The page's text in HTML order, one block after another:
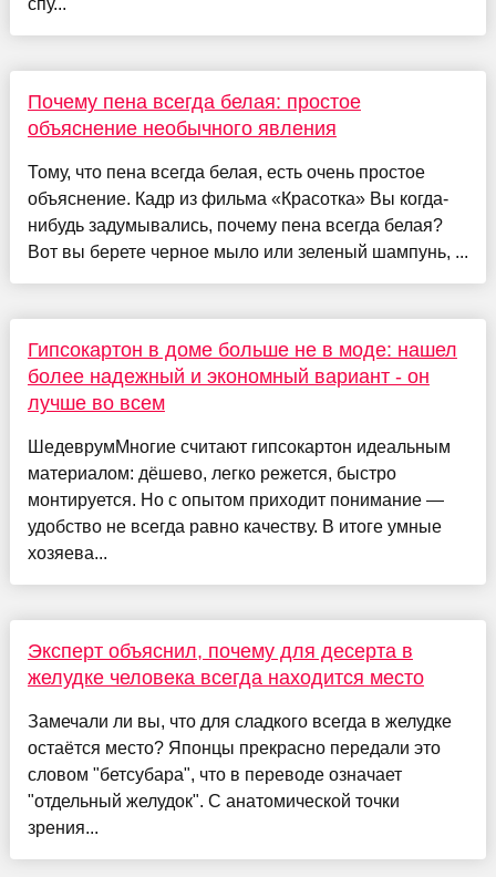
Почему пена всегда белая: простое
объяснение необычного явления
Тому, что пена всегда белая, есть очень простое
объяснение. Кадр из фильма «Красотка» Вы когда-
нибудь задумывались, почему пена всегда белая?
Вот вы берете черное мыло или зеленый шампунь, ...
Гипсокартон в доме больше не в моде: нашел
более надежный и экономный вариант - он
лучше во всем
ШедеврумМногие считают гипсокартон идеальным
материалом: дёшево, легко режется, быстро
монтируется. Но с опытом приходит понимание —
удобство не всегда равно качеству. В итоге умные
хозяева...
Эксперт объяснил, почему для десерта в
желудке человека всегда находится место
Замечали ли вы, что для сладкого всегда в желудке
остаётся место? Японцы прекрасно передали это
словом "бетсубара", что в переводе означает
"отдельный желудок". С анатомической точки
зрения...